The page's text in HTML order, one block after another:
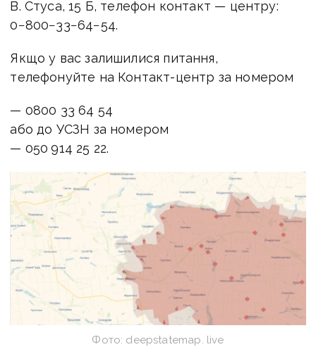
В. Стуса, 15 Б, телефон контакт — центру:
0−800−33−64−54.
Якщо у вас залишилися питання,
телефонуйте на Контакт-центр за номером
— 0800 33 64 54
або до УСЗН за номером
— 050 914 25 22.
Фото: deepstatemap. live